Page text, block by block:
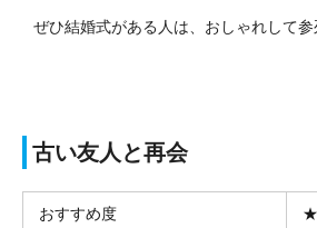
ぜひ結婚式がある人は、おしゃれして参
古い友人と再会
おすすめ度